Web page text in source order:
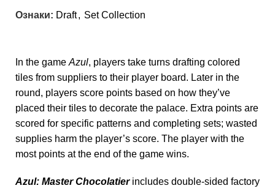
Ознаки: Draft, Set Collection
In the game Azul, players take turns drafting colored
tiles from suppliers to their player board. Later in the
round, players score points based on how they’ve
placed their tiles to decorate the palace. Extra points are
scored for specific patterns and completing sets; wasted
supplies harm the player’s score. The player with the
most points at the end of the game wins.
Azul: Master Chocolatierincludes double-sided factory